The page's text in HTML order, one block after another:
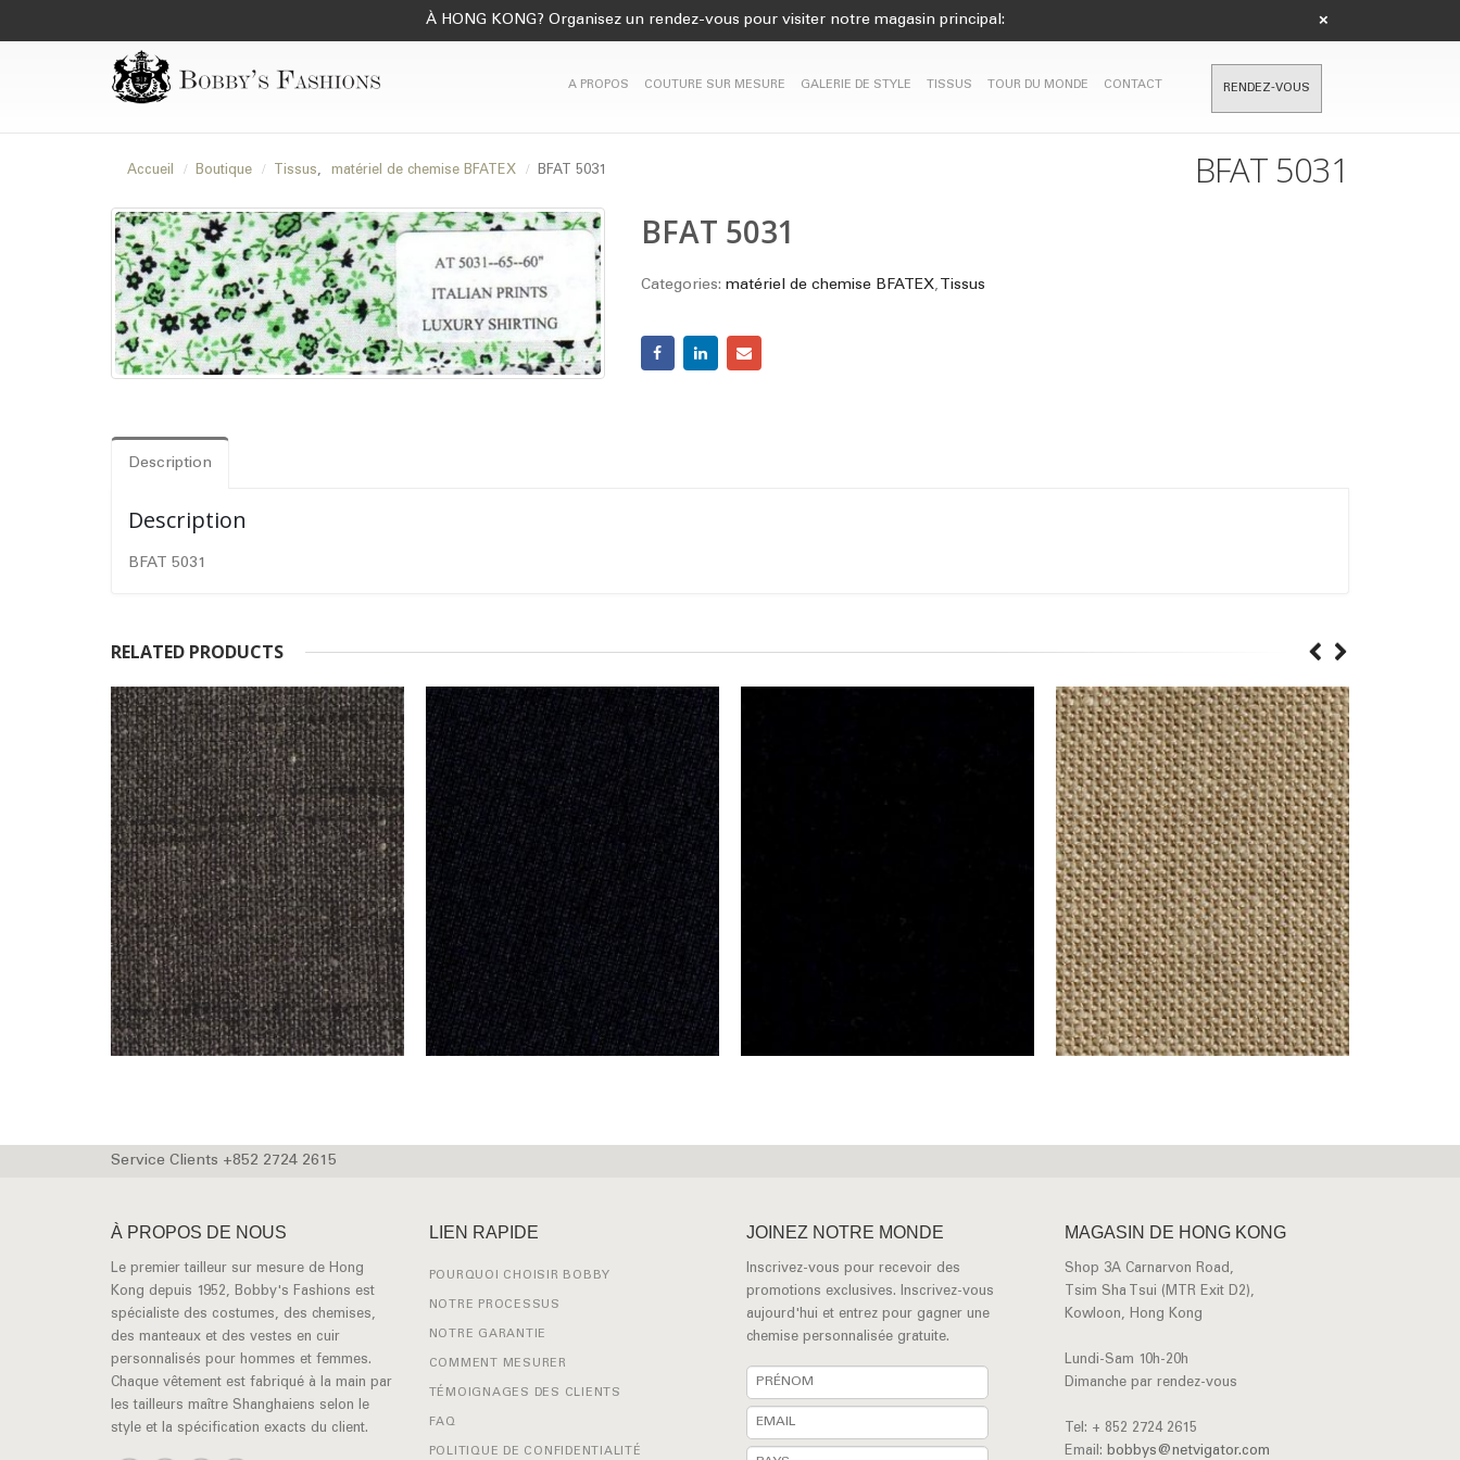
À HONG KONG? Organisez un rendez-vous pour visiter notre magasin principal: ×
A PROPOS COUTURE SUR MESURE GALERIE DE STYLE TISSUS TOUR DU MONDE CONTACT RENDEZ-VOUS
BFAT 5031
Accueil Boutique Tissus, matériel de chemise BFATEX BFAT 5031
BFAT 5031
Categories: matériel de chemise BFATEX, Tissus
Description
Description
BFAT 5031
RELATED PRODUCTS
Service Clients +852 2724 2615
À PROPOS DE NOUS
Le premier tailleur sur mesure de Hong
Kong depuis 1952, Bobby's Fashions est
spécialiste des costumes, des chemises,
des manteaux et des vestes en cuir
personnalisés pour hommes et femmes.
Chaque vêtement est fabriqué à la main par
les tailleurs maître Shanghaiens selon le
style et la spécification exacts du client.
LIEN RAPIDE
POURQUOI CHOISIR BOBBY
NOTRE PROCESSUS
NOTRE GARANTIE
COMMENT MESURER
TÉMOIGNAGES DES CLIENTS
FAQ
POLITIQUE DE CONFIDENTIALITÉ
JOINEZ NOTRE MONDE
Inscrivez-vous pour recevoir des
promotions exclusives. Inscrivez-vous
aujourd'hui et entrez pour gagner une
chemise personnalisée gratuite.
MAGASIN DE HONG KONG
Shop 3A Carnarvon Road,
Tsim Sha Tsui (MTR Exit D2),
Kowloon, Hong Kong
Lundi-Sam 10h-20h
Dimanche par rendez-vous
Tel: + 852 2724 2615
Email: bobbys@netvigator.com